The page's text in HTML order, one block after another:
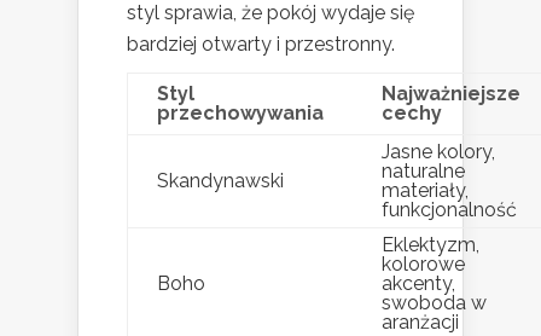
styl sprawia, że pokój wydaje się
bardziej otwarty i przestronny.
Styl
przechowywania
Najważniejsze
cechy
Skandynawski
Jasne kolory,
naturalne
materiały,
funkcjonalność
Boho
Eklektyzm,
kolorowe
akcenty,
swoboda w
aranżacji